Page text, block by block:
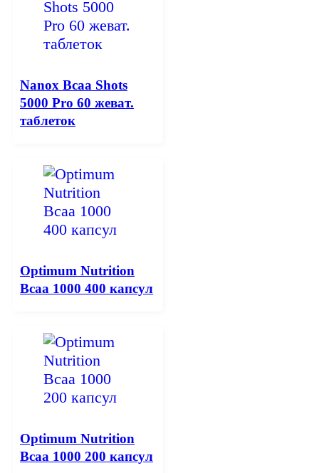
Nanox Bcaa Shots
5000 Pro 60 жеват.
таблеток
Optimum Nutrition
Bcaa 1000 400 капсул
Optimum Nutrition
Bcaa 1000 200 капсул